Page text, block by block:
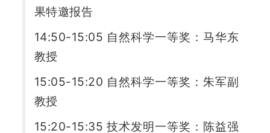
果特邀报告
14:50-15:05 自然科学一等奖：马华东
教授
15:05-15:20 自然科学一等奖：朱军副
教授
15:20-15:35 技术发明一等奖：陈益强